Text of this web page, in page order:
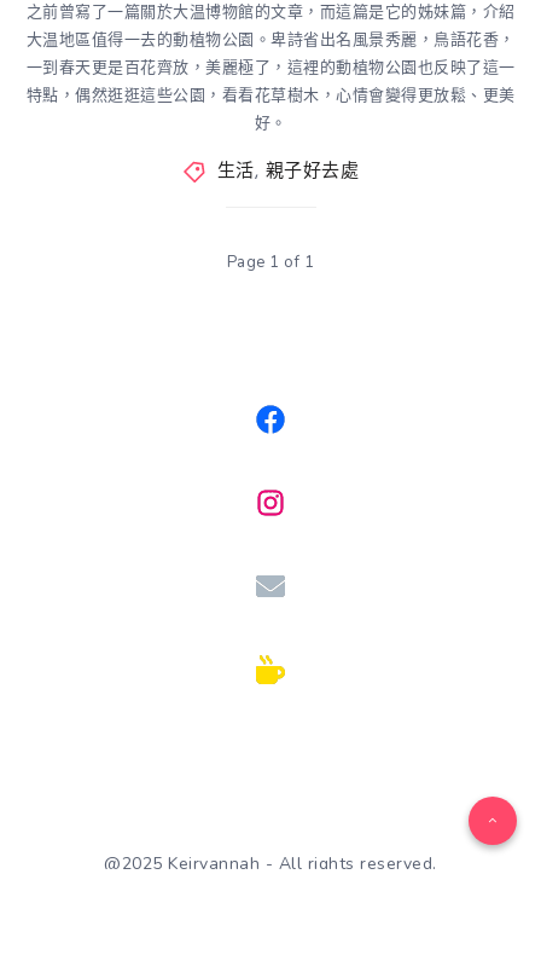
之前曾寫了一篇關於大温博物館的文章，而這篇是它的姊妹篇，介紹
大温地區值得一去的動植物公園。卑詩省出名風景秀麗，鳥語花香，
一到春天更是百花齊放，美麗極了，這裡的動植物公園也反映了這一
特點，偶然逛逛這些公園，看看花草樹木，心情會變得更放鬆、更美
好。
生活, 親子好去處
Page 1 of 1
@2025 Keirvannah - All rights reserved.